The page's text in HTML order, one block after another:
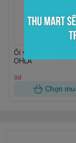
Ổi viên đóng lon
OHLA
0đ
Chọn